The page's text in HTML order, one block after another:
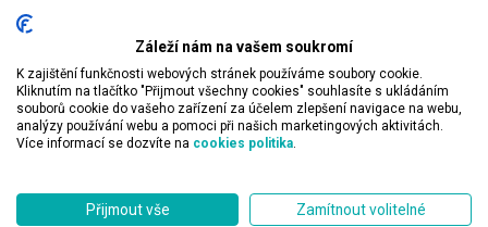
© 2026 ALEF Group. All rights reserved
Kontakt
Záleží nám na vašem soukromí
K zajištění funkčnosti webových stránek používáme soubory cookie.
Kliknutím na tlačítko "Přijmout všechny cookies" souhlasíte s ukládáním
souborů cookie do vašeho zařízení za účelem zlepšení navigace na webu,
analýzy používání webu a pomoci při našich marketingových aktivitách.
Více informací se dozvíte na cookies politika.
Přijmout vše Zamítnout volitelné